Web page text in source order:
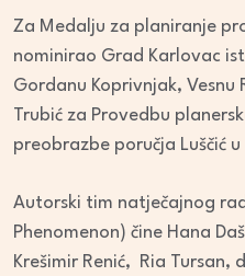
Za Medalju za planiranje
nominirao Grad Karlovac
Gordanu Koprivnjak, Vesnu
Trubić za Provedbu
preobrazbe poručja Luščić u
Autorski tim natječajnog
Phenomenon) čine Hana
Krešimir Renić, Ria Tursan,